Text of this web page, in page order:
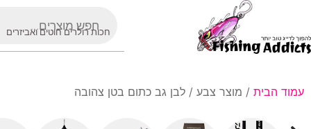
חכות רולרים חוטים ואביזרים
עמוד הבית / מוצר צבע / לבן גב כתום בטן צהובה